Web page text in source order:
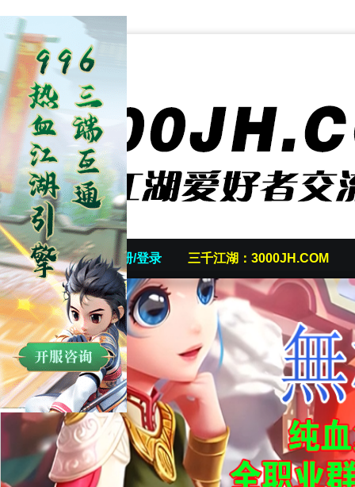
首页 发帖/注册/登录 三千江湖：3000JH.COM